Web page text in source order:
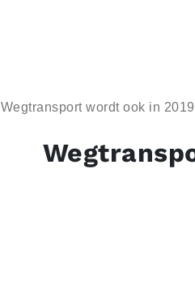
Wegtransport wordt ook in